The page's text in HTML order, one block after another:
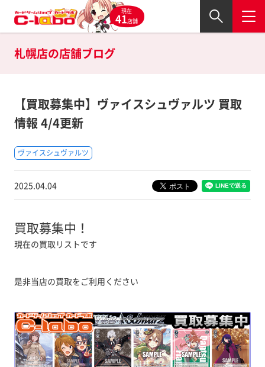
現在
41店舗
札幌店の店舗ブログ
【買取募集中】ヴァイスシュヴァルツ 買取
情報 4/4更新
ヴァイスシュヴァルツ
2025.04.04
買取募集中！
現在の買取リストです
是非当店の買取をご利用ください